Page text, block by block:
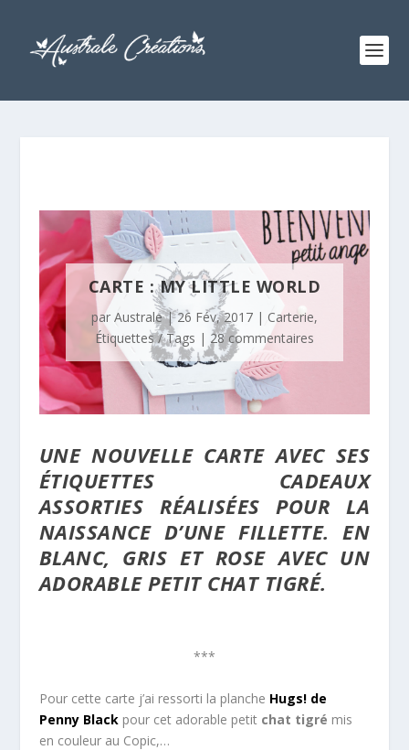
CARTE : MY LITTLE WORLD
par Australe|26 Fév, 2017| Carterie,
Étiquettes / Tags | 28 commentaires
UNE NOUVELLE CARTE AVEC SES
ÉTIQUETTES CADEAUX
ASSORTIES RÉALISÉES POUR LA
NAISSANCE D’UNE FILLETTE. EN
BLANC, GRIS ET ROSE AVEC UN
ADORABLE PETIT CHAT TIGRÉ.
***
Pour cette carte j’ai ressorti la planche Hugs! de
Penny Blackpour cet adorable petit chat tigré mis
en couleur au Copic,…